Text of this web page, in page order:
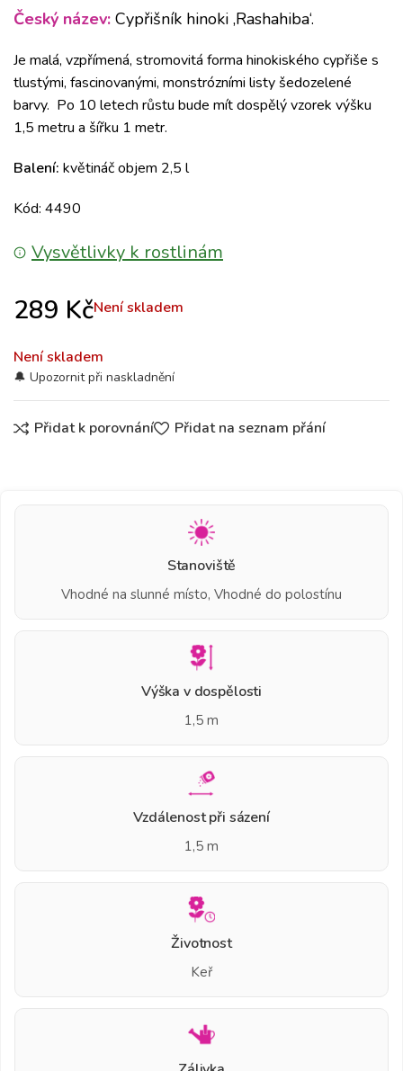
Český název: Cypřišník hinoki ‚Rashahiba‘.
Je malá, vzpřímená, stromovitá forma hinokiského cypřiše s
tlustými, fascinovanými, monstrózními listy šedozelené
barvy. Po 10 letech růstu bude mít dospělý vzorek výšku
1,5 metru a šířku 1 metr.
Balení: květináč objem 2,5 l
Kód: 4490
Vysvětlivky k rostlinám
289 KčNení skladem
Není skladem
Přidat k porovnání Přidat na seznam přání
Stanoviště
Vhodné na slunné místo, Vhodné do polostínu
Výška v dospělosti
1,5 m
Vzdálenost při sázení
1,5 m
Životnost
Keř